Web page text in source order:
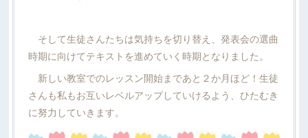
そして生徒さんたちは気持ちを切り替え、発表会の選曲
時期に向けてテキストを進めていく時期となりました。
新しい教室でのレッスン開始まであと２か月ほど！生徒
さんも私もお互いレベルアップしていけるよう、ひたむき
に努力していきます。